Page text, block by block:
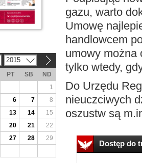
gazu, warto
Umowę
handlowcem
umowy można
tylko wtedy,
Do Urzędu
nieuczciwych
oszustw są
Dostęp do
2015
PT SB
ND
1
6 7
8
13 14
15
20 21
22
27 28
29